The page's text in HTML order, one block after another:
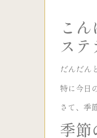
こ
ステ
だんだん
特に今日
さて、季
季節